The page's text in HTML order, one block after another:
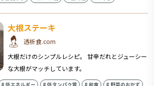
大根ステーキ
透析食.com
大根だけのシンプルレシピ。 甘辛だれとジューシー
な大根がマッチしています。
#低エネルギー #低タンパク質 #和食 #野菜のおかず